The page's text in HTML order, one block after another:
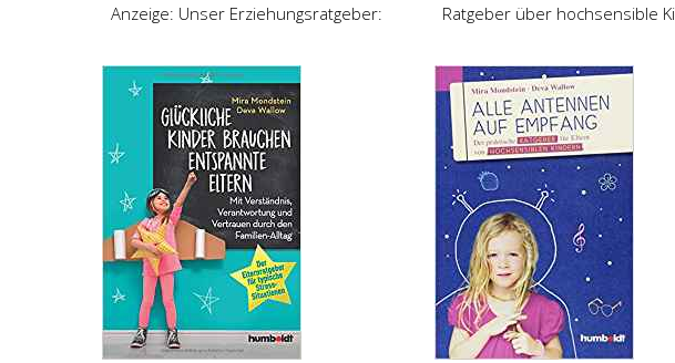
Anzeige: Unser Erziehungsratgeber: Ratgeber über hochsensible